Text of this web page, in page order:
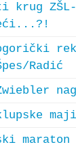
krug
Radić
maraton